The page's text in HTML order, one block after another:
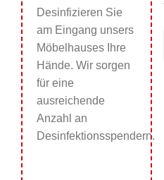
Desinfizieren Sie
am Eingang unsers
Möbelhauses Ihre
Hände. Wir sorgen
für eine
ausreichende
Anzahl an
Desinfektionsspendern.